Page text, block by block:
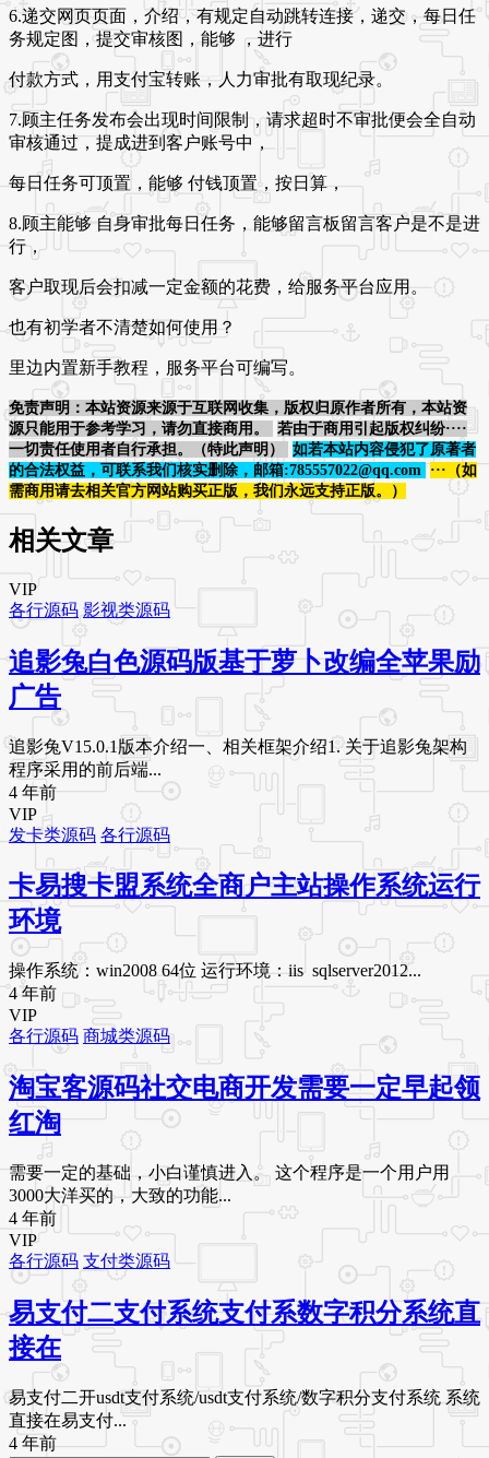
6.递交网页页面，介绍，有规定自动跳转连接，递交，每日任
务规定图，提交审核图，能够 ，进行
付款方式，用支付宝转账，人力审批有取现纪录。
7.顾主任务发布会出现时间限制，请求超时不审批便会全自动
审核通过，提成进到客户账号中，
每日任务可顶置，能够 付钱顶置，按日算，
8.顾主能够 自身审批每日任务，能够留言板留言客户是不是进
行，
客户取现后会扣减一定金额的花费，给服务平台应用。
也有初学者不清楚如何使用？
里边内置新手教程，服务平台可编写。
免责声明：本站资源来源于互联网收集，版权归原作者所有，本站资
源只能用于参考学习，请勿直接商用。
若由于商用引起版权纠纷····
一切责任使用者自行承担。（特此声明）
如若本站内容侵犯了原著者
的合法权益，可联系我们核实删除，邮箱:785557022@qq.com
···（如
需商用请去相关官方网站购买正版，我们永远支持正版。）
相关文章
VIP
各行源码 影视类源码
追影兔白色源码版基于萝卜改编全苹果励
广告
追影兔V15.0.1版本介绍一、相关框架介绍1. 关于追影兔架构
程序采用的前后端...
4 年前
VIP
发卡类源码 各行源码
卡易搜卡盟系统全商户主站操作系统运行
环境
操作系统：win2008 64位 运行环境：iis sqlserver2012...
4 年前
VIP
各行源码 商城类源码
淘宝客源码社交电商开发需要一定早起领
红淘
需要一定的基础，小白谨慎进入。 这个程序是一个用户用
3000大洋买的，大致的功能...
4 年前
VIP
各行源码 支付类源码
易支付二支付系统支付系数字积分系统直
接在
易支付二开usdt支付系统/usdt支付系统/数字积分支付系统 系统
直接在易支付...
4 年前